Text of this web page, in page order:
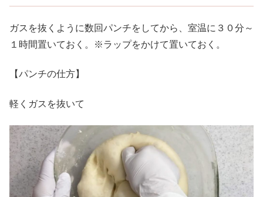
ガスを抜くように数回パンチをしてから、室温に３０分～
１時間置いておく。※ラップをかけて置いておく。
【パンチの仕方】
軽くガスを抜いて